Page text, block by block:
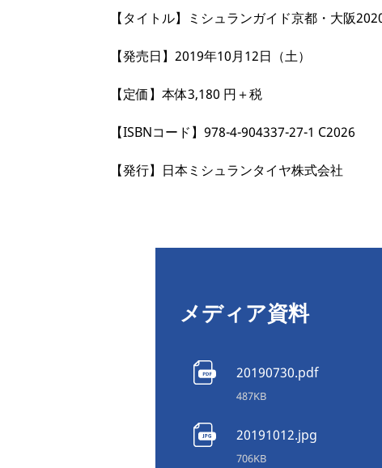
【タイトル】ミシュランガイド京都・大阪
【発売日】2019年10月12日（土）
【定価】本体3,180 円＋税
【ISBNコード】978-4-904337-27-1 C2026
【発行】日本ミシュランタイヤ株式会社
メディア資料
20190730.pdf
487KB
20191012.jpg
706KB